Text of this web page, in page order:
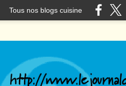
Tous nos blogs cuisine